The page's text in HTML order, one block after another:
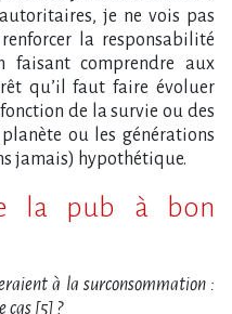
je ne vois pas
la responsabilité
faisant comprendre aux
qu’il faut faire évoluer
de la survie ou des
ou les générations
jamais) hypothétique.
la pub à bon
à la surconsommation :
cas [5] ?